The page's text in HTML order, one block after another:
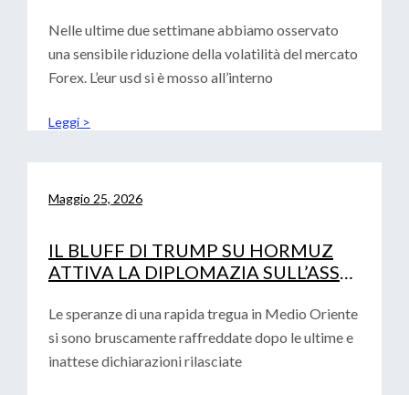
RAFFORZA IL BIGLIETTO VERDE
Nelle ultime due settimane abbiamo osservato
una sensibile riduzione della volatilità del mercato
Forex. L’eur usd si è mosso all’interno
Leggi >
Maggio 25, 2026
IL BLUFF DI TRUMP SU HORMUZ
ATTIVA LA DIPLOMAZIA SULL’ASSE
Le speranze di una rapida tregua in Medio Oriente
si sono bruscamente raffreddate dopo le ultime e
inattese dichiarazioni rilasciate